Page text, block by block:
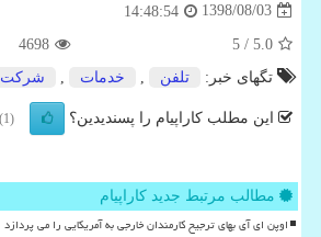
1398/08/03
14:48:54
5.0
/ 5
4698
تگهای خبر:
تلفن خدمات شركت
این مطلب کاراپیام را پسندیدین؟ (1)
مطالب مرتبط جدید کاراپیام
اوپن ای آی بهای ترجیح کارمندان خارجی به آمریکایی را می پردازد